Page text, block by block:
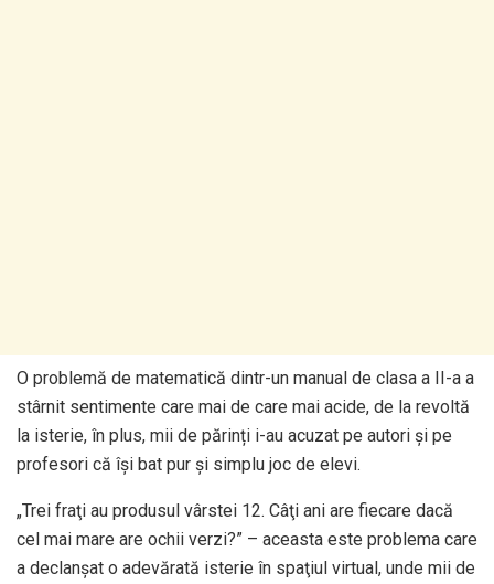
O problemă de matematică dintr-un manual de clasa a II-a a
stârnit sentimente care mai de care mai acide, de la revoltă
la isterie, în plus, mii de părinți i-au acuzat pe autori și pe
profesori că își bat pur și simplu joc de elevi.
„Trei fraţi au produsul vârstei 12. Câţi ani are fiecare dacă
cel mai mare are ochii verzi?” – aceasta este problema care
a declanşat o adevărată isterie în spaţiul virtual, unde mii de